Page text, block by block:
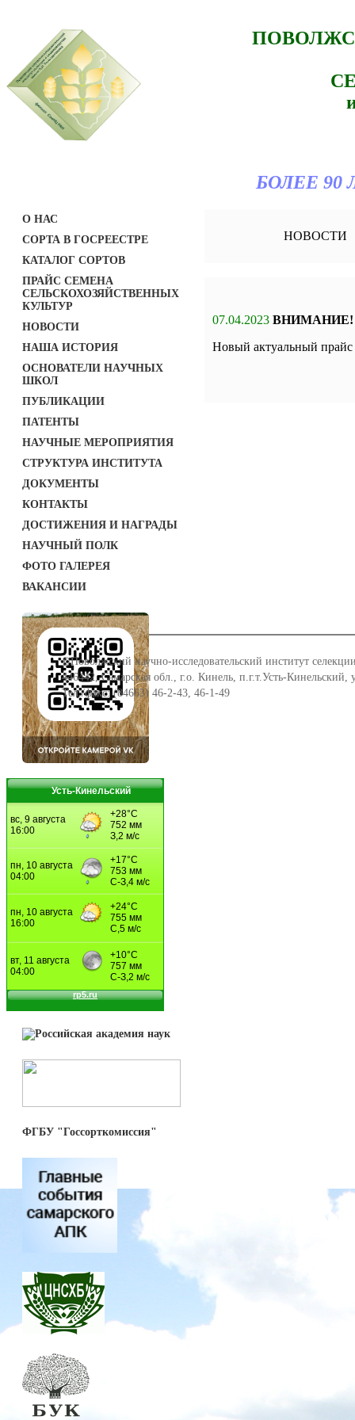
БОЛЕЕ
О НАС
СОРТА В ГОСРЕЕСТРЕ
КАТАЛОГ СОРТОВ
ПРАЙС СЕМЕНА
СЕЛЬСКОХОЗЯЙСТВЕННЫХ
КУЛЬТУР
НОВОСТИ
НАША ИСТОРИЯ
ОСНОВАТЕЛИ НАУЧНЫХ
ШКОЛ
ПУБЛИКАЦИИ
ПАТЕНТЫ
НАУЧНЫЕ МЕРОПРИЯТИЯ
СТРУКТУРА ИНСТИТУТА
ДОКУМЕНТЫ
КОНТАКТЫ
ДОСТИЖЕНИЯ И НАГРАДЫ
НАУЧНЫЙ ПОЛК
ФОТО ГАЛЕРЕЯ
ВАКАНСИИ
Усть-Кинельский
ФГБУ "Госсорткомиссия"
НОВОСТИ
07.04.2023
Новый актуальный
©Поволжский научно-исследовательский институт
446442, Самарская обл., г.о. Кинель, п.г.т.Усть-Кинельский,
Тел./факс: (84663) 46-2-43, 46-1-49